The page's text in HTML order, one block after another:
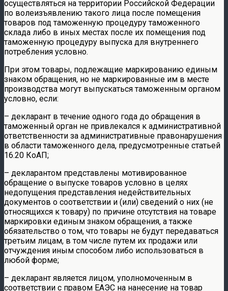
осуществляться на территории Российской Федерации
по волеизъявлению такого лица после помещения
товаров под таможенную процедуру таможенного
склада либо в иных местах после их помещения под
таможенную процедуру выпуска для внутреннего
потребления условно.
При этом товары, подлежащие маркированию единым
знаком обращения, но не маркированные им в месте
производства могут выпускаться таможенным органом
условно, если:
– декларант в течение одного года до обращения в
таможенный орган не привлекался к административной
ответственности за административные правонарушения
в области таможенного дела, предусмотренные статьей
16.20 КоАП;
– декларантом представлены мотивированное
обращение о выпуске товаров условно в целях
недопущения представления недействительных
документов о соответствии и (или) сведений о них (не
относящихся к товару) по причине отсутствия на товаре
маркировки единым знаком обращения, а также
обязательство о том, что товары не будут передаваться
третьим лицам, в том числе путем их продажи или
отчуждения иным способом либо использоваться в
любой форме;
– декларант является лицом, уполномоченным в
соответствии с правом ЕАЭС на нанесение на товар